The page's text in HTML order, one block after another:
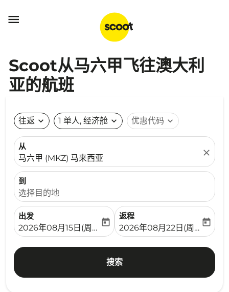

Scoot从马六甲飞往澳大利
亚的航班
往返 expand_more 1 单人, 经济舱 expand_more 优惠代码 expand_more
从
马六甲 (MKZ) 马来西亚
close
到
选择目的地
出发
fc-booking-departure-date-aria-label
2026年08月15日(周六)
today
返程
fc-booking-return-date-
2026年08月22日(周六)
today
搜索